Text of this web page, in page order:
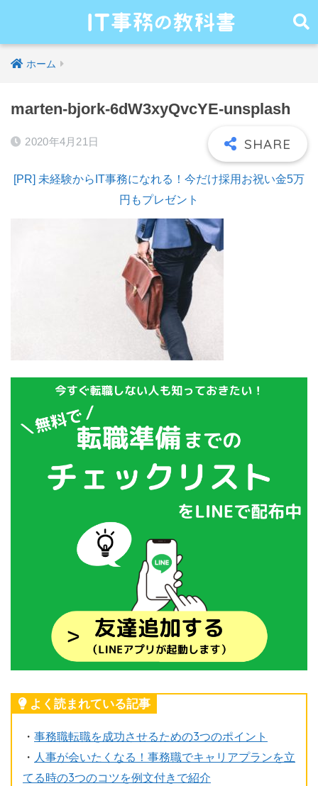
ホーム
marten-bjork-6dW3xyQvcYE-unsplash
2020年4月21日
[PR] 未経験からIT事務になれる！今だけ採用お祝い金5万
円もプレゼント
よく読まれている記事
・ 事務職転職を成功させるための3つのポイント
・ 人事が会いたくなる！事務職でキャリアプランを立
てる時の3つのコツを例文付きで紹介